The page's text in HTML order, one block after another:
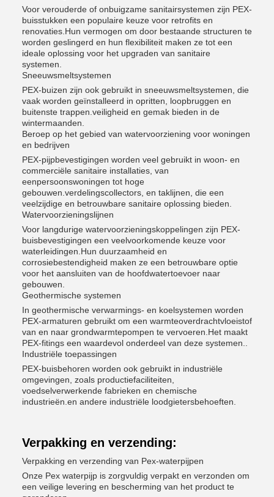
Voor verouderde of onbuigzame sanitairsystemen zijn PEX-
buisstukken een populaire keuze voor retrofits en
renovaties.Hun vermogen om door bestaande structuren te
worden geslingerd en hun flexibiliteit maken ze tot een
ideale oplossing voor het upgraden van sanitaire
systemen.
Sneeuwsmeltsystemen
PEX-buizen zijn ook gebruikt in sneeuwsmeltsystemen, die
vaak worden geïnstalleerd in opritten, loopbruggen en
buitenste trappen.veiligheid en gemak bieden in de
wintermaanden.
Beroep op het gebied van watervoorziening voor woningen
en bedrijven
PEX-pijpbevestigingen worden veel gebruikt in woon- en
commerciële sanitaire installaties, van
eenpersoonswoningen tot hoge
gebouwen.verdelingscollectors, en taklijnen, die een
veelzijdige en betrouwbare sanitaire oplossing bieden.
Watervoorzieningslijnen
Voor langdurige watervoorzieningskoppelingen zijn PEX-
buisbevestigingen een veelvoorkomende keuze voor
waterleidingen.Hun duurzaamheid en
corrosiebestendigheid maken ze een betrouwbare optie
voor het aansluiten van de hoofdwatertoevoer naar
gebouwen.
Geothermische systemen
In geothermische verwarmings- en koelsystemen worden
PEX-armaturen gebruikt om een warmteoverdrachtvloeistof
van en naar grondwarmtepompen te vervoeren.Het maakt
PEX-fitings een waardevol onderdeel van deze systemen..
Industriële toepassingen
PEX-buisbehoren worden ook gebruikt in industriële
omgevingen, zoals productiefaciliteiten,
voedselverwerkende fabrieken en chemische
industrieën.en andere industriële loodgietersbehoeften.
Verpakking en verzending:
Verpakking en verzending van Pex-waterpijpen
Onze Pex waterpijp is zorgvuldig verpakt en verzonden om
een veilige levering en bescherming van het product te